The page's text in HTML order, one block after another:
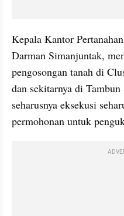
Kepala Kantor
Darman Simanjuntak,
pengosongan tanah di
dan sekitarnya di
seharusnya eksekusi
permohonan untuk